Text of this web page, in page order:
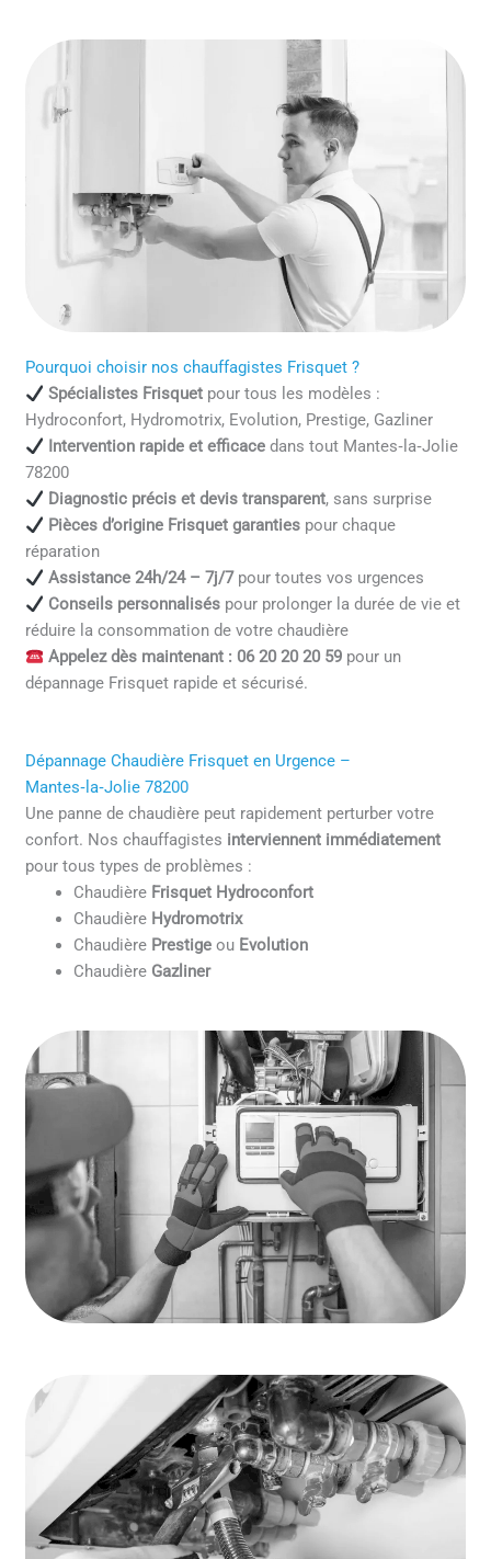
Pourquoi choisir nos chauffagistes Frisquet ?
Spécialistes Frisquetpour tous les modèles :
Hydroconfort, Hydromotrix, Evolution, Prestige, Gazliner
Intervention rapide et efficacedans tout Mantes‑la‑Jolie
78200
Diagnostic précis et devis transparent, sans surprise
Pièces d’origine Frisquet garantiespour chaque
réparation
Assistance 24h/24 – 7j/7pour toutes vos urgences
Conseils personnaliséspour prolonger la durée de vie et
réduire la consommation de votre chaudière
Appelez dès maintenant : 06 20 20 20 59pour un
dépannage Frisquet rapide et sécurisé.
Dépannage Chaudière Frisquet en Urgence –
Mantes‑la‑Jolie 78200
Une panne de chaudière peut rapidement perturber votre
confort. Nos chauffagistes interviennent immédiatement
pour tous types de problèmes :
Chaudière Frisquet Hydroconfort
Chaudière Hydromotrix
Chaudière Prestige ou Evolution
Chaudière Gazliner